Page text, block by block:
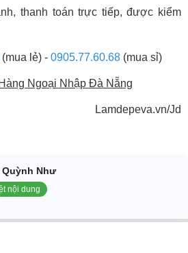
thanh toán trực tiếp, được kiểm
(mua lẻ) - 0905.77.60.68 (mua sỉ)
Ngoại Nhập Đà Nẵng
Lamdepeva.vn/Jd
Như
nội dung